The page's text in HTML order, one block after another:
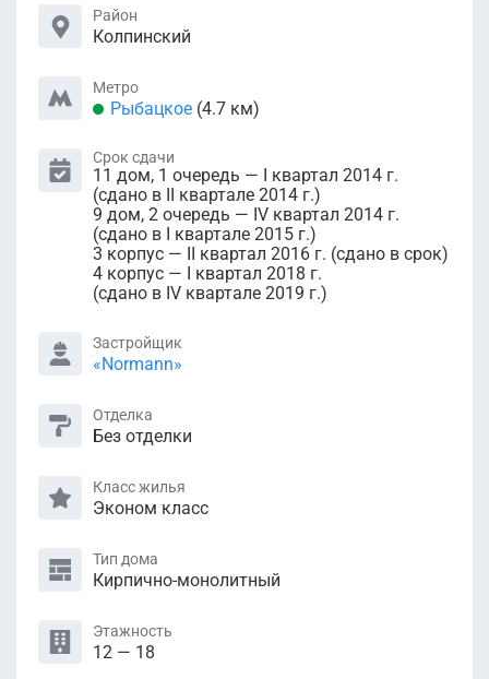
Район
Колпинский
Метро
Рыбацкое (4.7 км)
Срок сдачи
11 дом, 1 очередь — I квартал 2014 г.
(сдано в II квартале 2014 г.)
9 дом, 2 очередь — IV квартал 2014 г.
(сдано в I квартале 2015 г.)
3 корпус — II квартал 2016 г. (сдано в срок)
4 корпус — I квартал 2018 г.
(сдано в IV квартале 2019 г.)
Застройщик
«Normann»
Отделка
Без отделки
Класс жилья
Эконом класс
Тип дома
Кирпично-монолитный
Этажность
12 — 18